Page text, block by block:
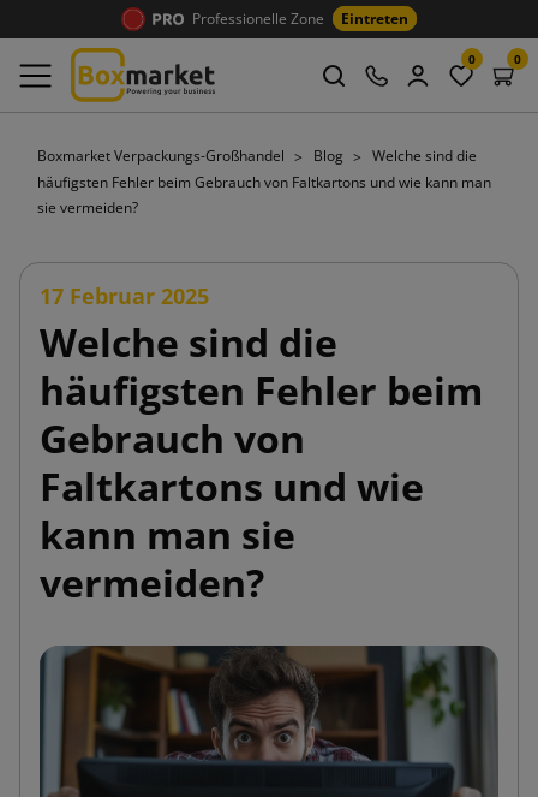
Professionelle Zone Eintreten
0 0
Boxmarket Verpackungs-Großhandel Blog
Welche sind die
häufigsten Fehler beim Gebrauch von Faltkartons und wie kann man
sie vermeiden?
17 Februar 2025
Welche sind die
häufigsten Fehler beim
Gebrauch von
Faltkartons und wie
kann man sie
vermeiden?